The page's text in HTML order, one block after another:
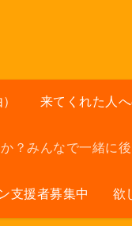
来てくれた人
？みんなで一緒に
支援者募集中 欲